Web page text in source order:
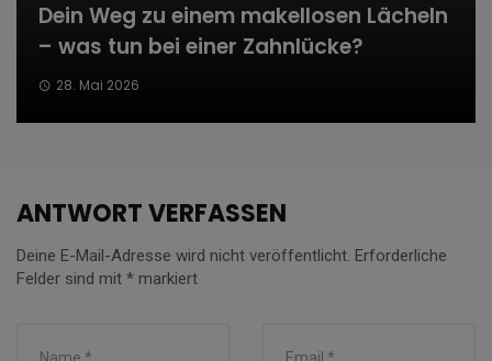
Dein Weg zu einem makellosen Lächeln
– was tun bei einer Zahnlücke?
28. Mai 2026
ANTWORT VERFASSEN
Deine E-Mail-Adresse wird nicht veröffentlicht. Erforderliche
Felder sind mit * markiert